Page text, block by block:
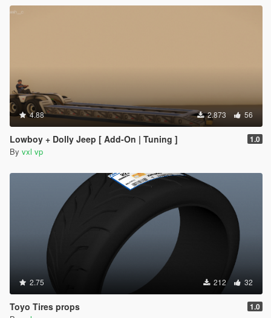
4.88 2.873 56
Lowboy + Dolly Jeep [ Add-On | Tuning ] 1.0
By vxl vp
2.75 212 32
Toyo Tires props 1.0